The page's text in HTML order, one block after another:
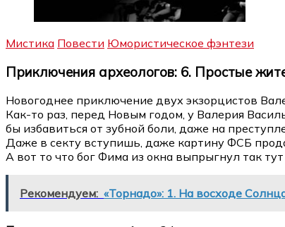
Мистика Повести Юмористическое фэнтези
Приключения археологов: 6. Простые
Новогоднее приключение двух экзорцистов
Как-то раз, перед Новым годом, у Валерия
бы избавиться от зубной боли, даже на
Даже в секту вступишь, даже картину ФСБ
А вот то что бог Фима из окна выпрыгнул так
Рекомендуем: «Торнадо»: 1. На восходе